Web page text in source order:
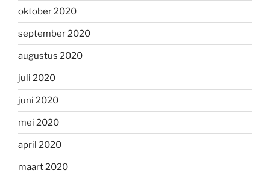
oktober 2020
september 2020
augustus 2020
juli 2020
juni 2020
mei 2020
april 2020
maart 2020